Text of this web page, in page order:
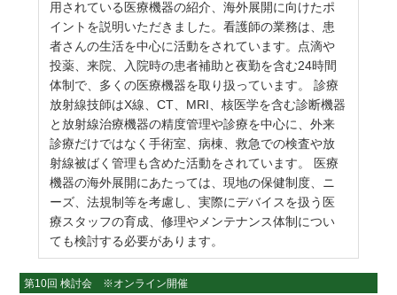
用されている医療機器の紹介、海外展開に向けたポ
イントを説明いただきました。看護師の業務は、患
者さんの生活を中心に活動をされています。点滴や
投薬、来院、入院時の患者補助と夜勤を含む24時間
体制で、多くの医療機器を取り扱っています。 診療
放射線技師はX線、CT、MRI、核医学を含む診断機器
と放射線治療機器の精度管理や診療を中心に、外来
診療だけではなく手術室、病棟、救急での検査や放
射線被ばく管理も含めた活動をされています。 医療
機器の海外展開にあたっては、現地の保健制度、ニ
ーズ、法規制等を考慮し、実際にデバイスを扱う医
療スタッフの育成、修理やメンテナンス体制につい
ても検討する必要があります。
第10回 検討会 ※オンライン開催